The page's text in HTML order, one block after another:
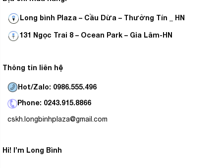
Giảm rung, giảm ồn
Động cơ dẫn động trực tiếp là trái tim mang đến sức
cùng khả năng vận hành ổn định.
Long bình Plaza – Cầu Dừa – Thường Tín _ HN
131 Ngọc Trai 8 – Ocean Park – Gia Lâm-HN
Thông tin liên hệ
Hot/Zalo: 0986.555.496
Phone: 0243.915.8866
cskh.longbinhplaza@gmail.com
Hi! I’m Long Bình